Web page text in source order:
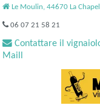
Le Moulin, 44670 La
06 07 21 58 21
Contattare il
Maill